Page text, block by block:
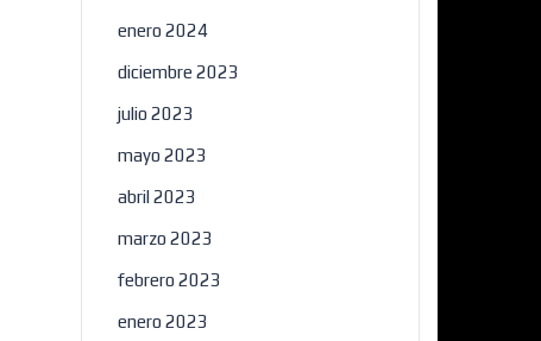
enero 2024
diciembre 2023
julio 2023
mayo 2023
abril 2023
marzo 2023
febrero 2023
enero 2023